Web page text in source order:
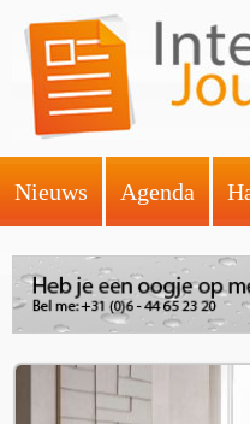
Nieuws Agenda